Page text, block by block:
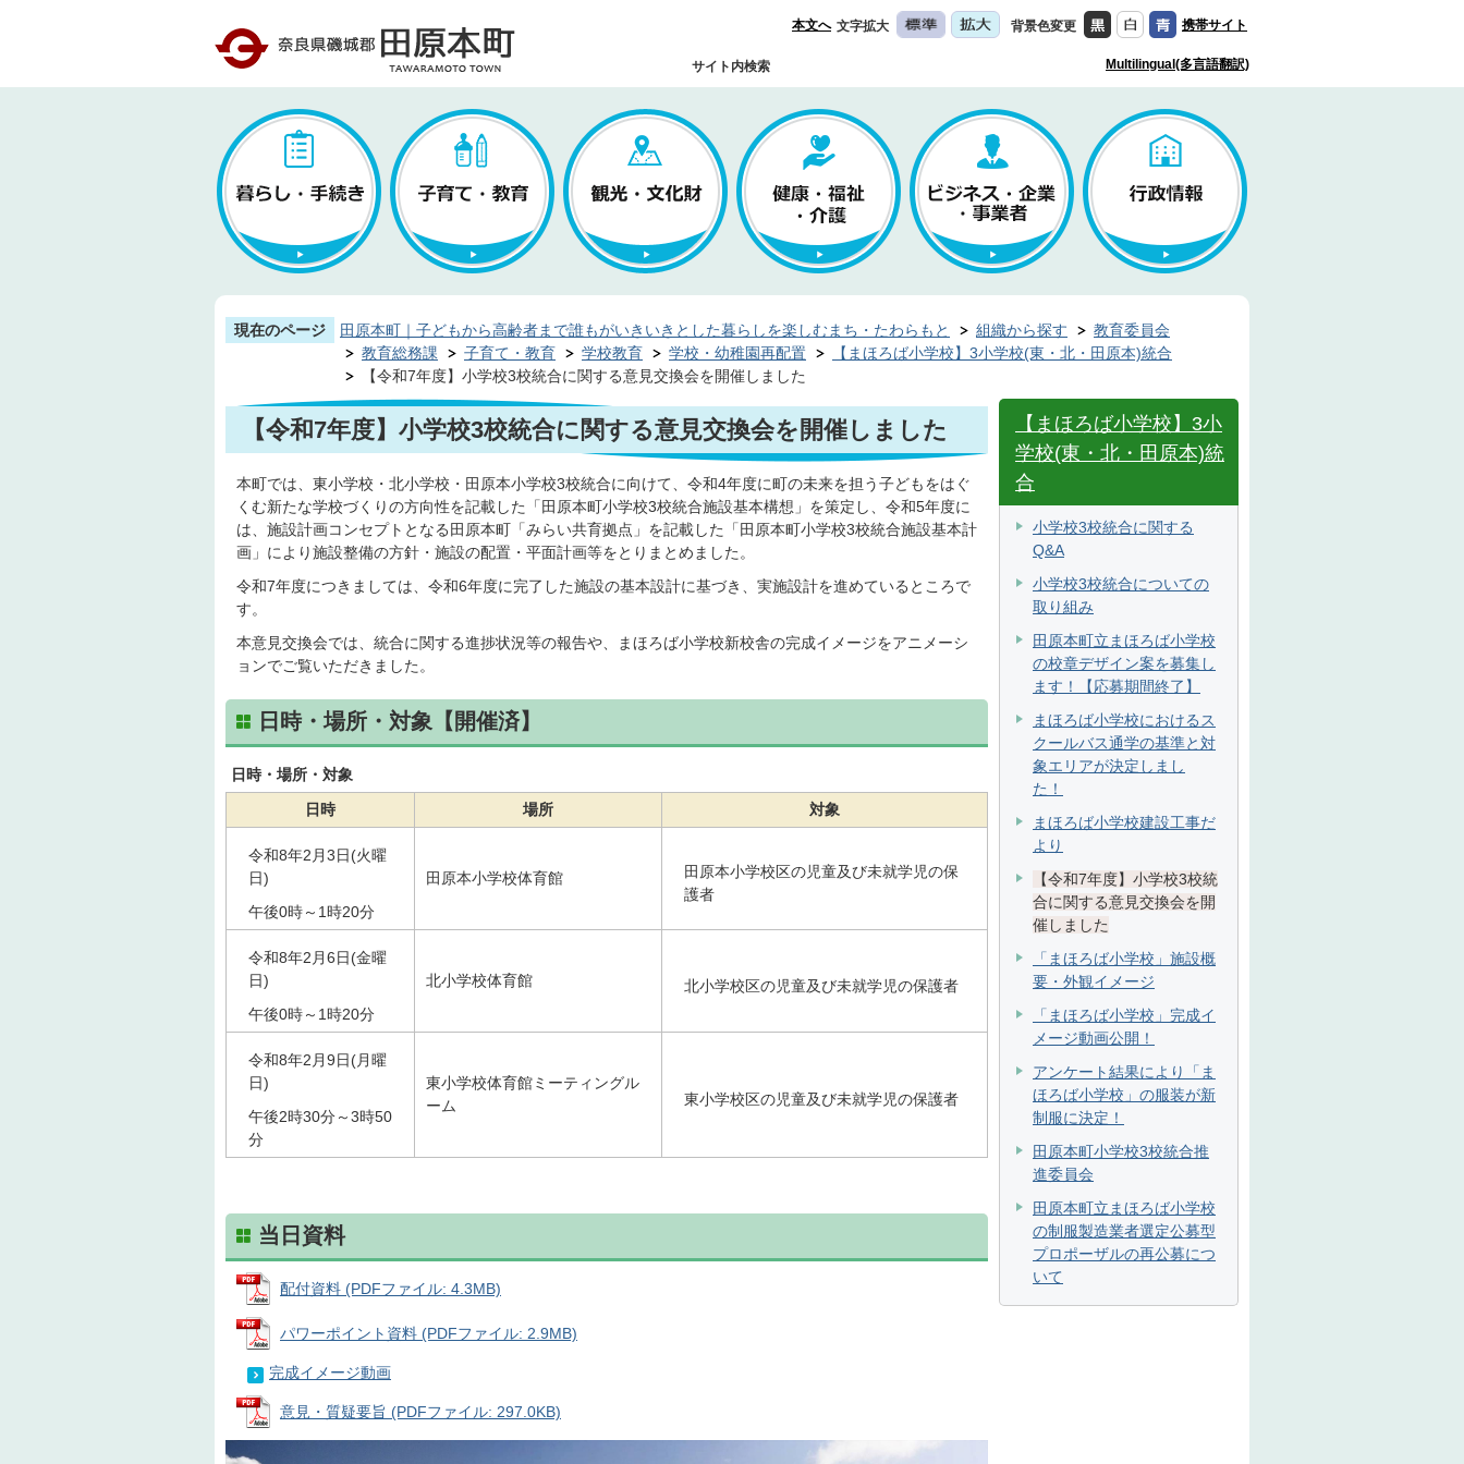
本文へ 文字拡大 背景色変更 携帯サイト
サイト内検索 Multilingual(多言語翻訳)
現在のページ 田原本町｜子どもから高齢者まで誰もがいきいきとした暮らしを楽しむまち・たわらもと 組織から探す
教育委員会
教育総務課
子育て・教育 学校教育 学校・幼稚園再配置
【まほろば小学校】3小学校(東・北・田原本)統合
【令和7年度】小学校3校統合に関する意見交換会を開催しました
【令和7年度】小学校3校統合に関する意見交換会を開催しました
本町では、東小学校・北小学校・田原本小学校3校統合に向けて、令和4年度に町の未来を担う子どもをはぐ
くむ新たな学校づくりの方向性を記載した「田原本町小学校3校統合施設基本構想」を策定し、令和5年度に
は、施設計画コンセプトとなる田原本町「みらい共育拠点」を記載した「田原本町小学校3校統合施設基本計
画」により施設整備の方針・施設の配置・平面計画等をとりまとめました。
令和7年度につきましては、令和6年度に完了した施設の基本設計に基づき、実施設計を進めているところで
す。
本意見交換会では、統合に関する進捗状況等の報告や、まほろば小学校新校舎の完成イメージをアニメーシ
ョンでご覧いただきました。
日時・場所・対象【開催済】
日時・場所・対象
日時
場所 対象
令和8年2月3日(火曜
日)
午後0時～1時20分
田原本小学校体育館
田原本小学校区の児童及び未就学児の保
護者
令和8年2月6日(金曜
日)
午後0時～1時20分
北小学校体育館 北小学校区の児童及び未就学児の保護者
令和8年2月9日(月曜
日)
午後2時30分～3時50
分
東小学校体育館ミーティングル
ーム
東小学校区の児童及び未就学児の保護者
当日資料
配付資料 (PDFファイル: 4.3MB)
パワーポイント資料 (PDFファイル: 2.9MB)
完成イメージ動画
意見・質疑要旨 (PDFファイル: 297.0KB)
【まほろば小学校】3小
学校(東・北・田原本)統
合
小学校3校統合に関する
Q&A
小学校3校統合についての
取り組み
田原本町立まほろば小学校
の校章デザイン案を募集し
ます！【応募期間終了】
まほろば小学校におけるス
クールバス通学の基準と対
象エリアが決定しまし
た！
まほろば小学校建設工事だ
より
【令和7年度】小学校3校統
合に関する意見交換会を開
催しました
「まほろば小学校」施設概
要・外観イメージ
「まほろば小学校」完成イ
メージ動画公開！
アンケート結果により「ま
ほろば小学校」の服装が新
制服に決定！
田原本町小学校3校統合推
進委員会
田原本町立まほろば小学校
の制服製造業者選定公募型
プロポーザルの再公募につ
いて